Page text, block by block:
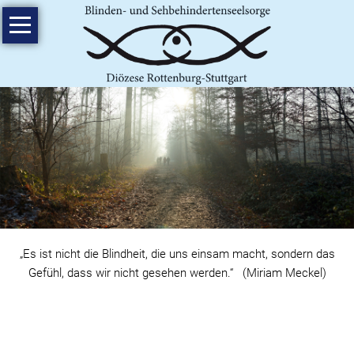
Navigation
überspringen
Home
Gotteslob
in
Supergroßdruck
Veranstaltungen
Rundbriefe
Informationen
Zahlen
und
„Es ist nicht die Blindheit, die uns einsam macht, sondern das
Gefühl, dass wir nicht gesehen werden.“ (Miriam Meckel)